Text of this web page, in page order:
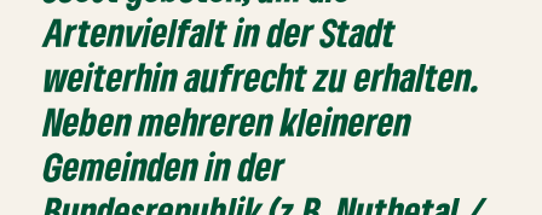
Artenvielfalt in der Stadt
weiterhin aufrecht zu erhalten.
Neben mehreren kleineren
Gemeinden in der